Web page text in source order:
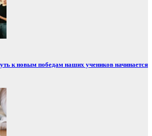
к новым победам наших учеников начинается